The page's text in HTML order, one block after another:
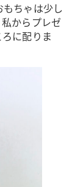
ちゃは少し
からプレゼ
に配りま